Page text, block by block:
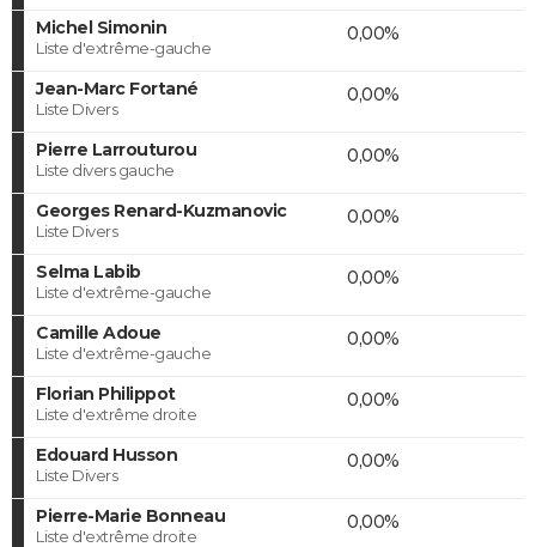
Michel Simonin
Liste d'extrême-gauche
0,00%
Jean-Marc Fortané
Liste Divers
0,00%
Pierre Larrouturou
Liste divers gauche
0,00%
Georges Renard-Kuzmanovic
Liste Divers
0,00%
Selma Labib
Liste d'extrême-gauche
0,00%
Camille Adoue
Liste d'extrême-gauche
0,00%
Florian Philippot
Liste d'extrême droite
0,00%
Edouard Husson
Liste Divers
0,00%
Pierre-Marie Bonneau
Liste d'extrême droite
0,00%